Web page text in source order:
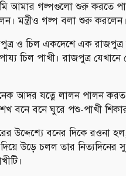
আমার গল্পগুলো শুরু করতে
মন্ত্রীও গল্প বলা শুরু করলেন।
ও চিল একদেশে এক রাজপুত্র
চিল পাখী। রাজপুত্র যেখানে
আদর যত্নে লালন পালন
শখ বনে বনে ঘুরে পশু-পাখী
উদ্দেশ্যে বনের দিকে রওনা
উড়ে চলল তার নিত্যদিনের